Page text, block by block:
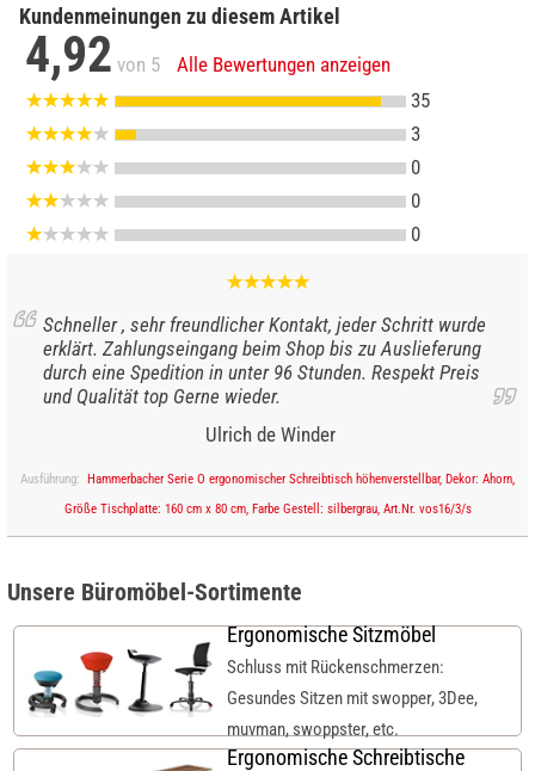
Kundenmeinungen zu diesem Artikel
4,92 von 5
Alle Bewertungen anzeigen
35
3
0
0
0
Schneller , sehr freundlicher Kontakt, jeder Schritt wurde
erklärt. Zahlungseingang beim Shop bis zu Auslieferung
durch eine Spedition in unter 96 Stunden. Respekt Preis
und Qualität top Gerne wieder.
Ulrich de Winder
Ausführung:
Hammerbacher Serie O ergonomischer Schreibtisch höhenverstellbar, Dekor: Ahorn,
Größe Tischplatte: 160 cm x 80 cm, Farbe Gestell: silbergrau, Art.Nr. vos16/3/s
Unsere Büromöbel-Sortimente
Ergonomische Sitzmöbel
Schluss mit Rückenschmerzen:
Gesundes Sitzen mit swopper, 3Dee,
muvman, swoppster, etc.
Ergonomische Schreibtische